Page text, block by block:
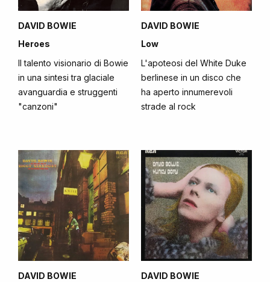
DAVID BOWIE
Heroes
Il talento visionario di Bowie
in una sintesi tra glaciale
avanguardia e struggenti
"canzoni"
DAVID BOWIE
Low
L'apoteosi del White Duke
berlinese in un disco che
ha aperto innumerevoli
strade al rock
DAVID BOWIE
DAVID BOWIE